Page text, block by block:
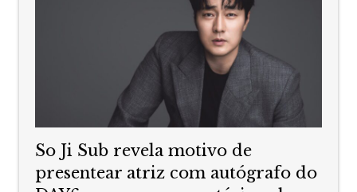
So Ji Sub revela motivo de
presentear atriz com autógrafo do